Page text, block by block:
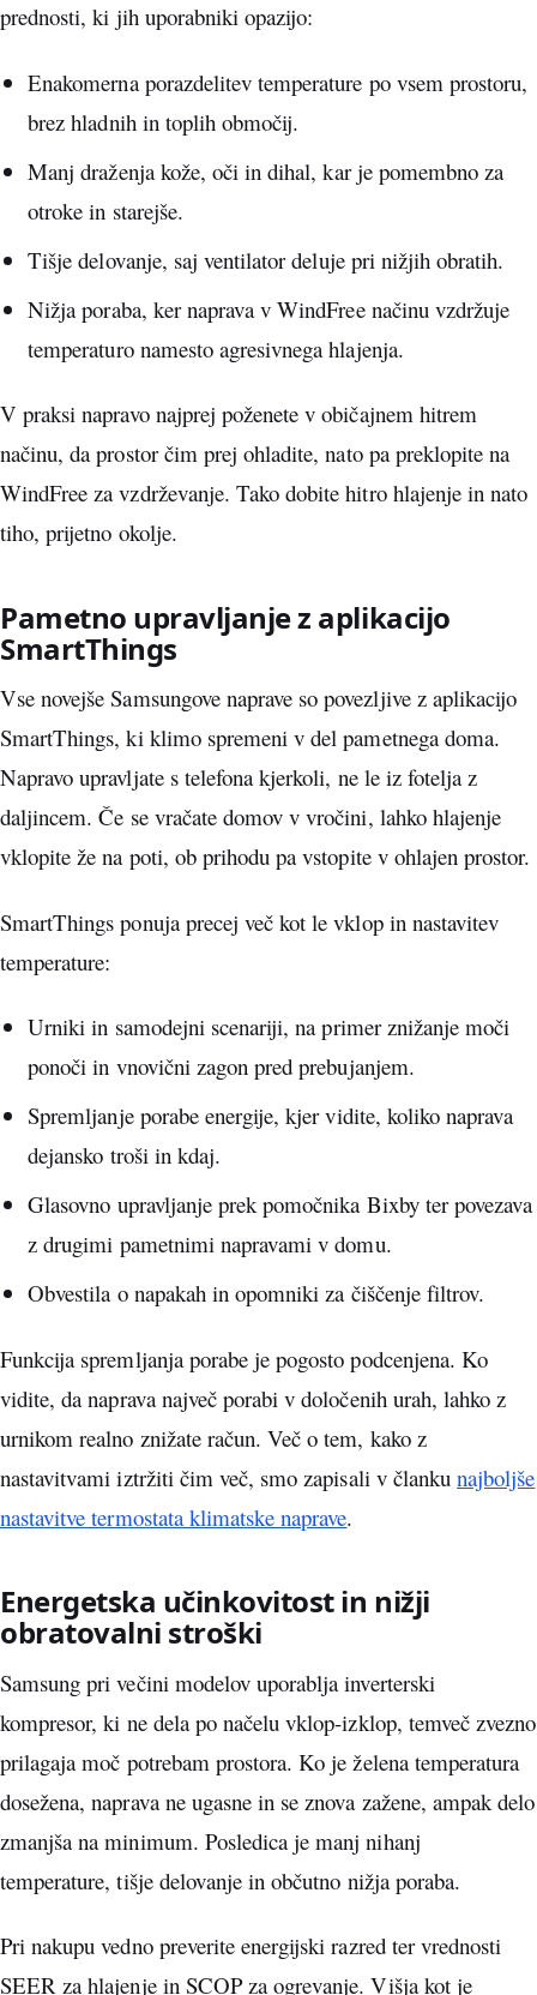
prednosti, ki jih uporabniki opazijo:
Enakomerna porazdelitev temperature po vsem prostoru,
brez hladnih in toplih območij.
Manj draženja kože, oči in dihal, kar je pomembno za
otroke in starejše.
Tišje delovanje, saj ventilator deluje pri nižjih obratih.
Nižja poraba, ker naprava v WindFree načinu vzdržuje
temperaturo namesto agresivnega hlajenja.
V praksi napravo najprej poženete v običajnem hitrem
načinu, da prostor čim prej ohladite, nato pa preklopite na
WindFree za vzdrževanje. Tako dobite hitro hlajenje in nato
tiho, prijetno okolje.
Pametno upravljanje z aplikacijo
SmartThings
Vse novejše Samsungove naprave so povezljive z aplikacijo
SmartThings, ki klimo spremeni v del pametnega doma.
Napravo upravljate s telefona kjerkoli, ne le iz fotelja z
daljincem. Če se vračate domov v vročini, lahko hlajenje
vklopite že na poti, ob prihodu pa vstopite v ohlajen prostor.
SmartThings ponuja precej več kot le vklop in nastavitev
temperature:
Urniki in samodejni scenariji, na primer znižanje moči
ponoči in vnovični zagon pred prebujanjem.
Spremljanje porabe energije, kjer vidite, koliko naprava
dejansko troši in kdaj.
Glasovno upravljanje prek pomočnika Bixby ter povezava
z drugimi pametnimi napravami v domu.
Obvestila o napakah in opomniki za čiščenje filtrov.
Funkcija spremljanja porabe je pogosto podcenjena. Ko
vidite, da naprava največ porabi v določenih urah, lahko z
urnikom realno znižate račun. Več o tem, kako z
nastavitvami iztržiti čim več, smo zapisali v člankunajboljše
nastavitve termostata klimatske naprave.
Energetska učinkovitost in nižji
obratovalni stroški
Samsung pri večini modelov uporablja inverterski
kompresor, ki ne dela po načelu vklop-izklop, temveč zvezno
prilagaja moč potrebam prostora. Ko je želena temperatura
dosežena, naprava ne ugasne in se znova zažene, ampak delo
zmanjša na minimum. Posledica je manj nihanj
temperature, tišje delovanje in občutno nižja poraba.
Pri nakupu vedno preverite energijski razred ter vrednosti
SEER za hlajenje in SCOP za ogrevanje. Višja kot je